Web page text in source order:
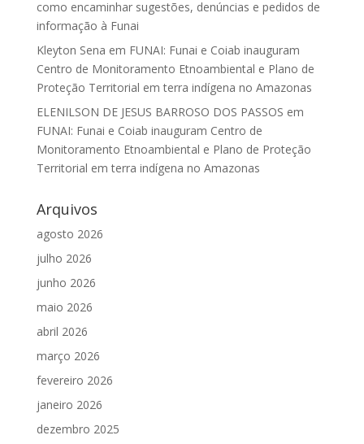
como encaminhar sugestões, denúncias e pedidos de
informação à Funai
Kleyton Sena em FUNAI: Funai e Coiab inauguram
Centro de Monitoramento Etnoambiental e Plano de
Proteção Territorial em terra indígena no Amazonas
ELENILSON DE JESUS BARROSO DOS PASSOS em
FUNAI: Funai e Coiab inauguram Centro de
Monitoramento Etnoambiental e Plano de Proteção
Territorial em terra indígena no Amazonas
Arquivos
agosto 2026
julho 2026
junho 2026
maio 2026
abril 2026
março 2026
fevereiro 2026
janeiro 2026
dezembro 2025